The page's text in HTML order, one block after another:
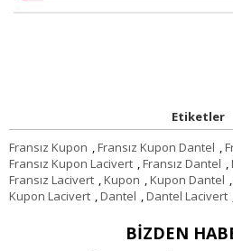
Etiketler
Fransız Kupon ,Fransız Kupon Dantel ,
Fransız Kupon Lacivert ,Fransız Dantel ,
Fransız Lacivert ,Kupon ,Kupon Dantel ,
Kupon Lacivert ,Dantel ,Dantel Lacivert
BIZDEN